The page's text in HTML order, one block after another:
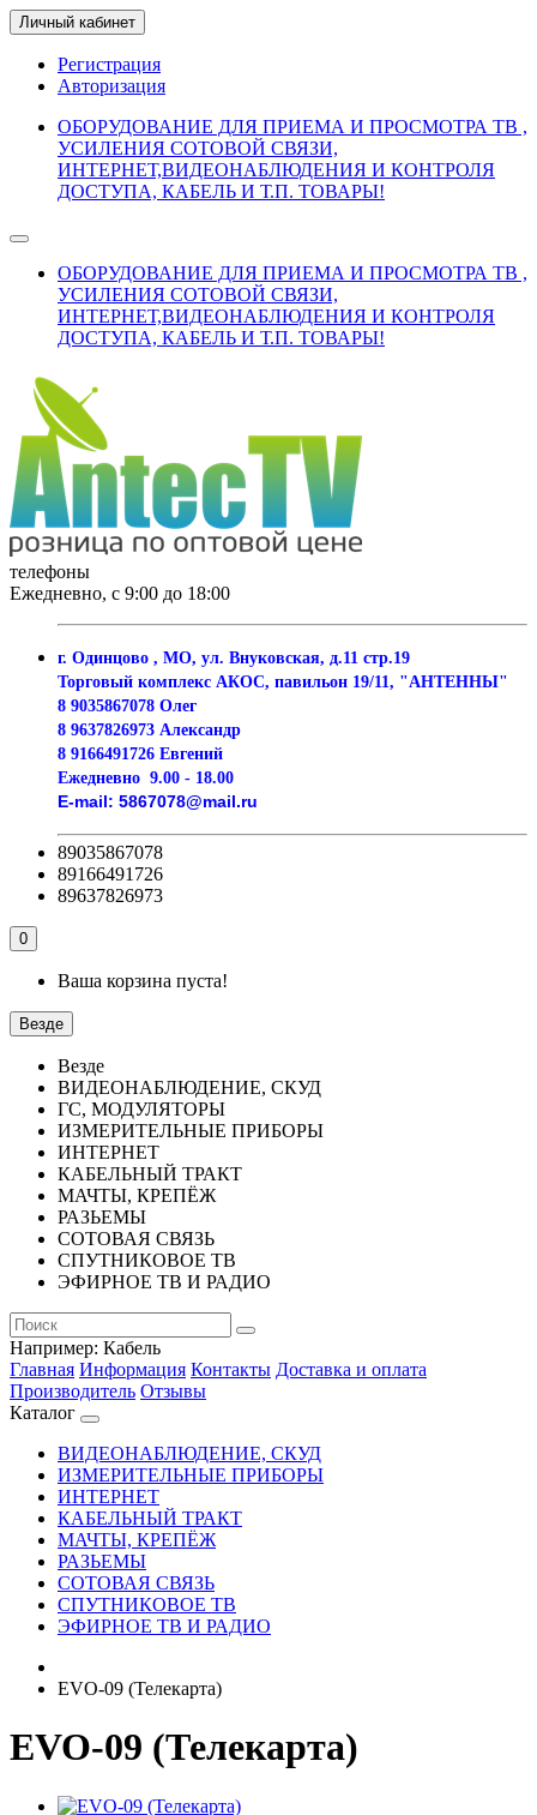
Личный кабинет
Регистрация
Авторизация
ОБОРУДОВАНИЕ ДЛЯ ПРИЕМА И ПРОСМОТРА ТВ ,
УСИЛЕНИЯ СОТОВОЙ СВЯЗИ,
ИНТЕРНЕТ,ВИДЕОНАБЛЮДЕНИЯ И КОНТРОЛЯ
ДОСТУПА, КАБЕЛЬ И Т.П. ТОВАРЫ!
ОБОРУДОВАНИЕ ДЛЯ ПРИЕМА И ПРОСМОТРА ТВ ,
УСИЛЕНИЯ СОТОВОЙ СВЯЗИ,
ИНТЕРНЕТ,ВИДЕОНАБЛЮДЕНИЯ И КОНТРОЛЯ
ДОСТУПА, КАБЕЛЬ И Т.П. ТОВАРЫ!
телефоны
Ежедневно, с 9:00 до 18:00
г. Одинцово , МО, ул. Внуковская, д.11 стр.19
Торговый комплекс АКОС, павильон 19/11, "АНТЕННЫ"
8 9035867078 Олег
8 9637826973 Александр
8 9166491726 Евгений
Ежедневно 9.00 - 18.00
E-mail: 5867078@mail.ru
89035867078
89166491726
89637826973
0
Ваша корзина пуста!
Везде
Везде
ВИДЕОНАБЛЮДЕНИЕ, СКУД
ГС, МОДУЛЯТОРЫ
ИЗМЕРИТЕЛЬНЫЕ ПРИБОРЫ
ИНТЕРНЕТ
КАБЕЛЬНЫЙ ТРАКТ
МАЧТЫ, КРЕПЁЖ
РАЗЬЕМЫ
СОТОВАЯ СВЯЗЬ
СПУТНИКОВОЕ ТВ
ЭФИРНОЕ ТВ И РАДИО
Например: Кабель
Главная Информация Контакты Доставка и оплата
Производитель Отзывы
Каталог
ВИДЕОНАБЛЮДЕНИЕ, СКУД
ИЗМЕРИТЕЛЬНЫЕ ПРИБОРЫ
ИНТЕРНЕТ
КАБЕЛЬНЫЙ ТРАКТ
МАЧТЫ, КРЕПЁЖ
РАЗЬЕМЫ
СОТОВАЯ СВЯЗЬ
СПУТНИКОВОЕ ТВ
ЭФИРНОЕ ТВ И РАДИО
EVO-09 (Телекарта)
EVO-09 (Телекарта)